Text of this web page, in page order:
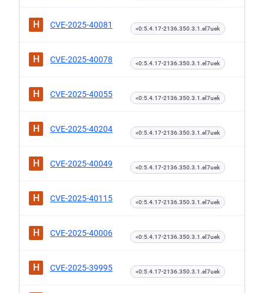
H CVE-2025-40081 <0:5.4.17-2136.350.3.1.el7uek
H CVE-2025-40078 <0:5.4.17-2136.350.3.1.el7uek
H CVE-2025-40055 <0:5.4.17-2136.350.3.1.el7uek
H CVE-2025-40204 <0:5.4.17-2136.350.3.1.el7uek
H CVE-2025-40049 <0:5.4.17-2136.350.3.1.el7uek
H CVE-2025-40115 <0:5.4.17-2136.350.3.1.el7uek
H CVE-2025-40006 <0:5.4.17-2136.350.3.1.el7uek
H CVE-2025-39995 <0:5.4.17-2136.350.3.1.el7uek